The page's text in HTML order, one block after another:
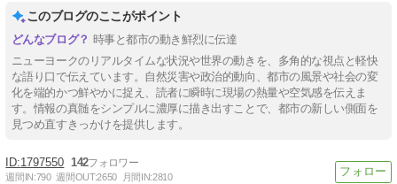
このブログのここがポイント
時事と都市の動き鮮烈に伝達
ニューヨークのリアルタイムな状況や世界の動きを、多角的な視点と軽快
な語り口で伝えています。自然災害や政治的動向、都市の風景や社会の変
化を端的かつ鮮やかに捉え、読者に瞬時に現場の熱量や空気感を伝えま
す。情報の真髄をシンプルに濃厚に描き出すことで、都市の新しい側面を
見つめ直すきっかけを提供します。
1797550 142
週間IN:790 週間OUT:2650 月間IN:2810